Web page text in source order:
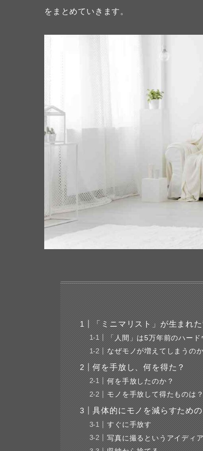
をまとめていきます。
「ミニマリスト」が生まれ
「人間」は5万年前のハード
なぜモノが増えてしまうの
何を手放し、何を得た？
何を手放したのか？
モノを手放して得たものは？
具体的にモノを減らすための
すぐに手放す
写真に撮るというアイディア